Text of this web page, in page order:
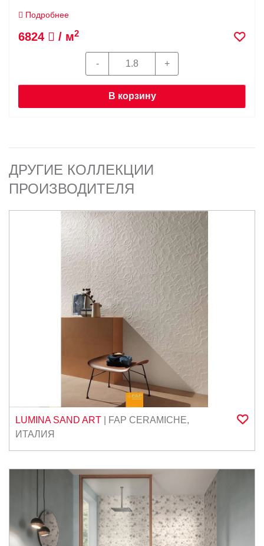
Подробнее
6824 / м2
В корзину
ДРУГИЕ КОЛЛЕКЦИИ
ПРОИЗВОДИТЕЛЯ
LUMINA SAND ART FAP CERAMICHE,
ИТАЛИЯ